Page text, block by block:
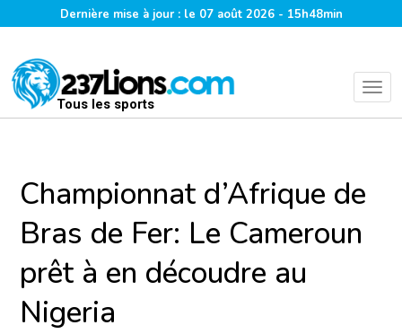
Dernière mise à jour : le 07 août 2026 - 15h48min
Tous les sports
Championnat d’Afrique de
Bras de Fer: Le Cameroun
prêt à en découdre au
Nigeria